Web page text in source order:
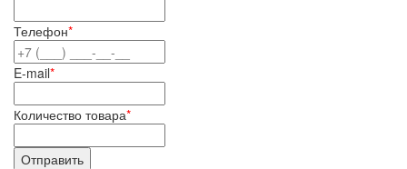
Телефон*
E-mail*
Количество товара*